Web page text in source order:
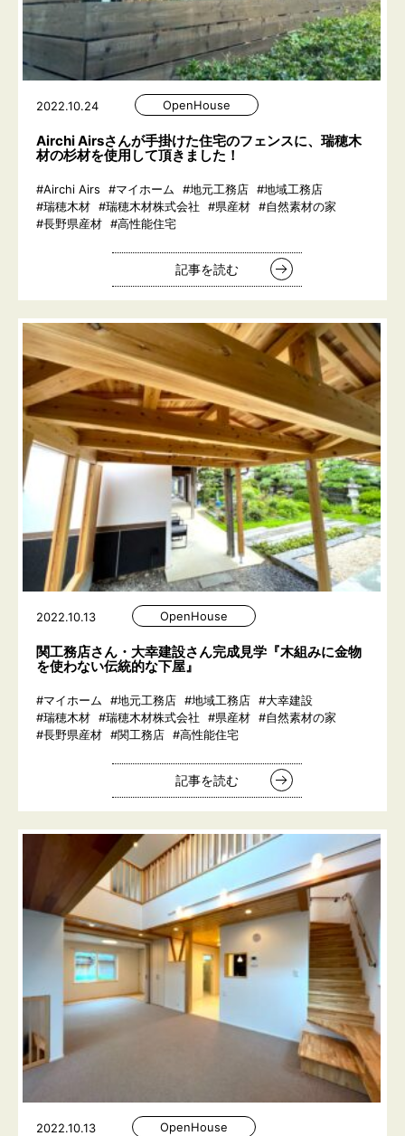
2022.10.24 OpenHouse
Airchi Airsさんが手掛けた住宅のフェンスに、瑞穂木
材の杉材を使用して頂きました！
#Airchi Airs #マイホーム #地元工務店 #地域工務店
#瑞穂木材 #瑞穂木材株式会社 #県産材 #自然素材の家
#長野県産材 #高性能住宅
記事を読む
2022.10.13 OpenHouse
関工務店さん・大幸建設さん完成見学『木組みに金物
を使わない伝統的な下屋』
#マイホーム #地元工務店 #地域工務店 #大幸建設
#瑞穂木材 #瑞穂木材株式会社 #県産材 #自然素材の家
#長野県産材 #関工務店 #高性能住宅
記事を読む
2022.10.13 OpenHouse